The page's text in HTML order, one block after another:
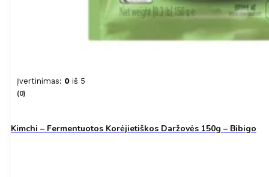
Įvertinimas: 0 iš 5
(0)
Kimchi – Fermentuotos Korėjietiškos Daržovės 150g – Bibigo